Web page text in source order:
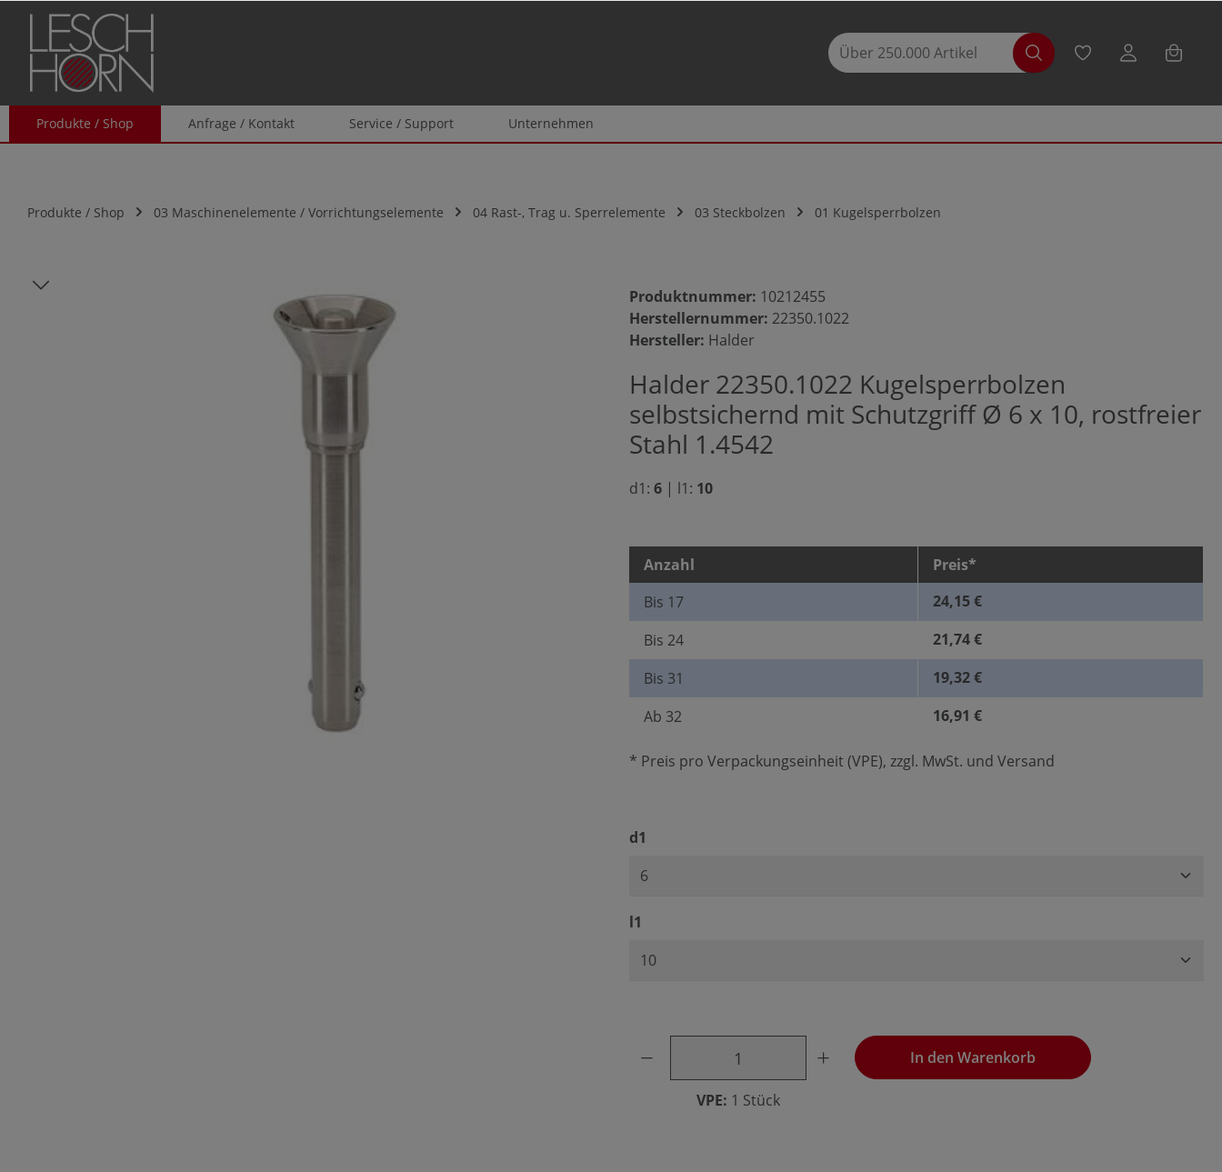
Zur Hauptnavigation springen
Produkte / Shop Anfrage / Kontakt Service / Support Unternehmen
Produkte / Shop 03 Maschinenelemente / Vorrichtungselemente 04 Rast-, Trag u. Sperrelemente 03 Steckbolzen 01 Kugelsperrbolzen
Bildergalerie überspringen Produktnummer: 10212455
Herstellernummer: 22350.1022
Hersteller: Halder
Halder 22350.1022 Kugelsperrbolzen
selbstsichernd mit Schutzgriff Ø 6 x 10, rostfreier
Stahl 1.4542
d1: 6 | l1: 10
Anzahl
Preis*
Bis 17
24,15 €
Bis 24
21,74 €
Bis 31
19,32 €
Ab 32 16,91 €
* Preis pro Verpackungseinheit (VPE), zzgl. MwSt. und Versand
d1
l1
Produkt Anzahl: Gib den gewünschten Wert ein oder benutze die Schaltflächen, um
VPE: 1 Stück
In den Warenkorb